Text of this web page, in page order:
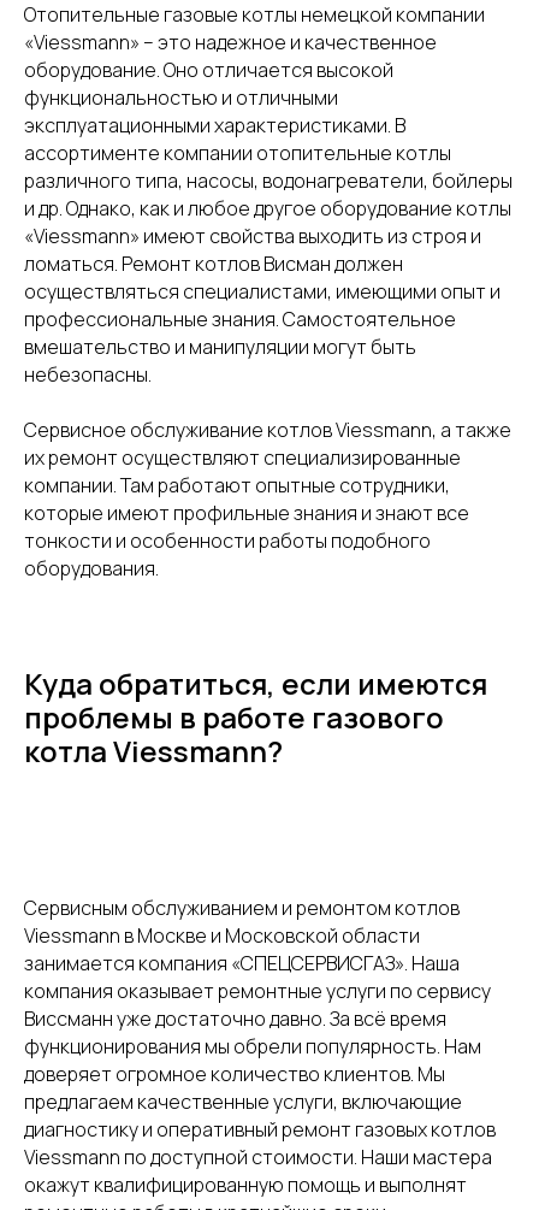
Отопительные газовые котлы немецкой компании
«Viessmann» – это надежное и качественное
оборудование. Оно отличается высокой
функциональностью и отличными
эксплуатационными характеристиками. В
ассортименте компании отопительные котлы
различного типа, насосы, водонагреватели, бойлеры
и др. Однако, как и любое другое оборудование котлы
«Viessmann» имеют свойства выходить из строя и
ломаться. Ремонт котлов Висман должен
осуществляться специалистами, имеющими опыт и
профессиональные знания. Самостоятельное
вмешательство и манипуляции могут быть
небезопасны.
Сервисное обслуживание котлов Viessmann, а также
их ремонт осуществляют специализированные
компании. Там работают опытные сотрудники,
которые имеют профильные знания и знают все
тонкости и особенности работы подобного
оборудования.
Куда обратиться, если имеются
проблемы в работе газового
котла Viessmann?
Сервисным обслуживанием и ремонтом котлов
Viessmann в Москве и Московской области
занимается компания «СПЕЦСЕРВИСГАЗ». Наша
компания оказывает ремонтные услуги по сервису
Виссманн уже достаточно давно. За всё время
функционирования мы обрели популярность. Нам
доверяет огромное количество клиентов. Мы
предлагаем качественные услуги, включающие
диагностику и оперативный ремонт газовых котлов
Viessmann по доступной стоимости. Наши мастера
окажут квалифицированную помощь и выполнят